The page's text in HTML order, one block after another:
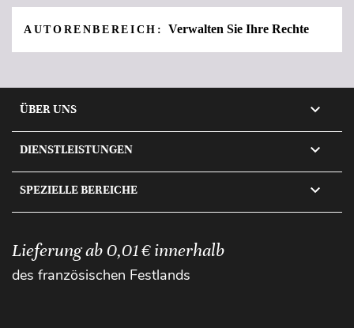
AUTORENBEREICH:Verwalten Sie Ihre Rechte
ÜBER UNS 
DIENSTLEISTUNGEN 
SPEZIELLE BEREICHE 
Lieferung ab 0,01 € innerhalb
des französischen Festlands